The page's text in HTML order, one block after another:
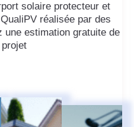
solaire protecteur et
réalisée par des
une estimation gratuite de